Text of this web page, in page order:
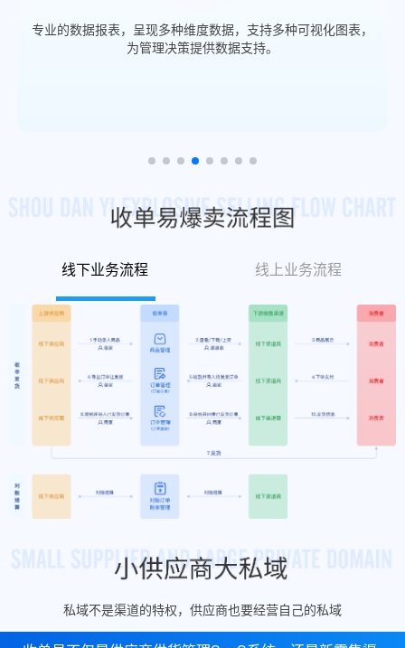
专业的数据报表，呈现多种维度数据，支持多种可视化图表，
为管理决策提供数据支持。
线下业务流程 线上业务流程
私域不是渠道的特权，供应商也要经营自己的私域